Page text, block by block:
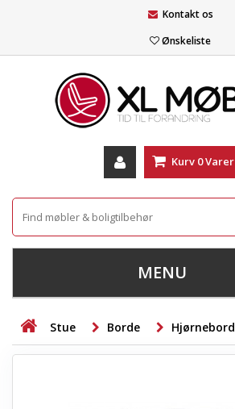
Kontakt os
Ønskeliste
Kurv 0Varer
MENU
STUE
Stue Borde Hjørnebord